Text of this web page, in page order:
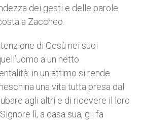
dei gesti e delle parole
a Zaccheo.
di Gesù nei suoi
a un netto
in un attimo si rende
una vita tutta presa dal
agli altri e di ricevere il loro
lì, a casa sua, gli fa